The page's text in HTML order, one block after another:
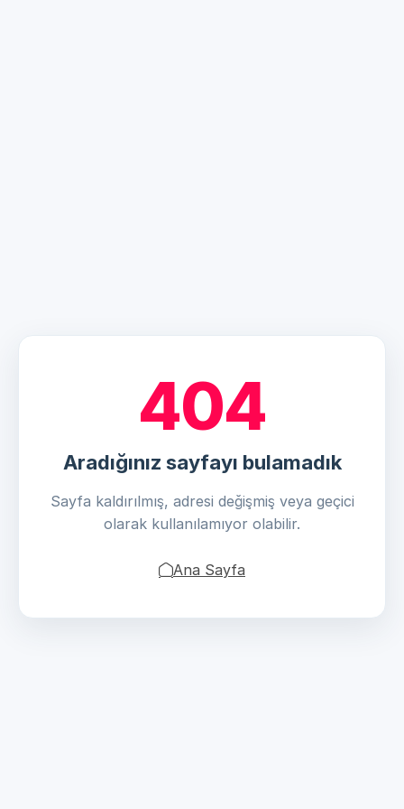
404
Aradığınız sayfayı bulamadık
Sayfa kaldırılmış, adresi değişmiş veya geçici
olarak kullanılamıyor olabilir.
Ana Sayfa